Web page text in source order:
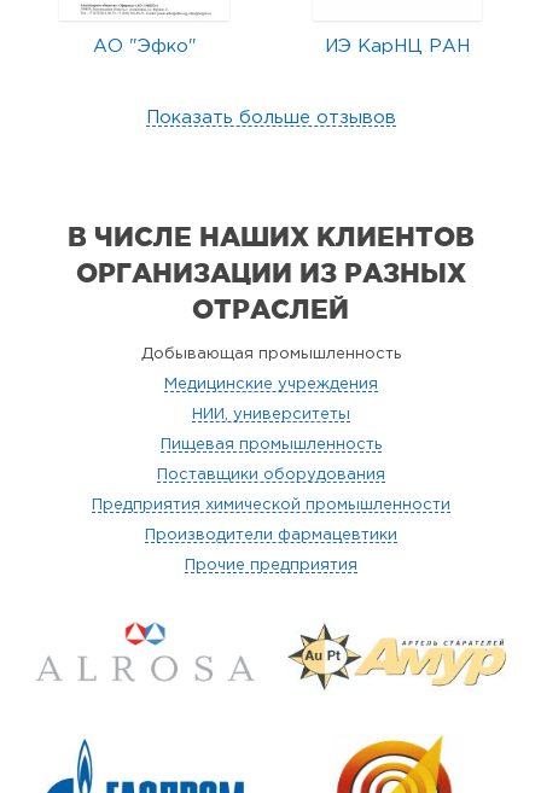
АО "Эфко" ИЭ КарНЦ РАН
Показать больше отзывов
В ЧИСЛЕ НАШИХ КЛИЕНТОВ
ОРГАНИЗАЦИИ ИЗ РАЗНЫХ
ОТРАСЛЕЙ
Добывающая промышленность
Медицинские учреждения
НИИ, университеты
Пищевая промышленность
Поставщики оборудования
Предприятия химической промышленности
Производители фармацевтики
Прочие предприятия